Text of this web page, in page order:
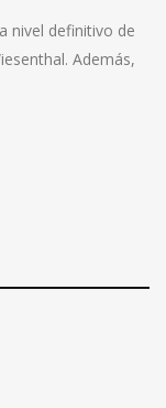
nivel definitivo de
Además,